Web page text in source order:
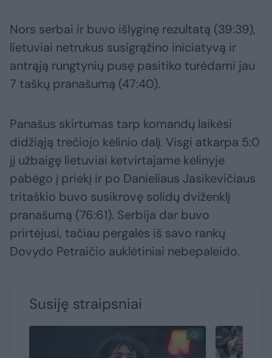
Nors serbai ir buvo išlyginę rezultatą (39:39),
lietuviai netrukus susigrąžino iniciatyvą ir
antrąją rungtynių pusę pasitiko turėdami jau
7 taškų pranašumą (47:40).
Panašus skirtumas tarp komandų laikėsi
didžiąją trečiojo kėlinio dalį. Visgi atkarpa 5:0
jį užbaigę lietuviai ketvirtajame kėlinyje
pabėgo į priekį ir po Danieliaus Jasikevičiaus
tritaškio buvo susikrovę solidų dviženklį
pranašumą (76:61). Serbija dar buvo
prirtėjusi, tačiau pergalės iš savo rankų
Dovydo Petraičio auklėtiniai nebepaleido.
Susiję straipsniai